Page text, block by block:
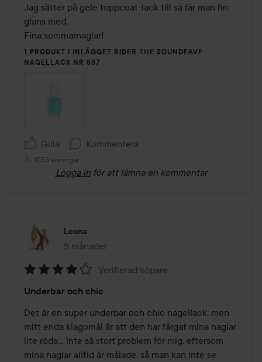
Jag sätter på gele toppcoat-lack till så får man fin
glans med.
Fina sommarnaglar!
1 PRODUKT I INLÄGGET RIDER THE SOUNDEAVE
NAGELLACK NR 887
Gilla Kommentera
1053 visningar
Logga in för att lämna en kommentar
Leona
5 månader
Inlägget skapades 5 månader
4
av
5
Verifierad köpare
Underbar och chic
Det är en super underbar och chic nagellack, men
mitt enda klagomål är att den har färgat mina naglar
lite röda... inte så stort problem för mig, eftersom
mina naglar alltid är målade, så man kan inte se